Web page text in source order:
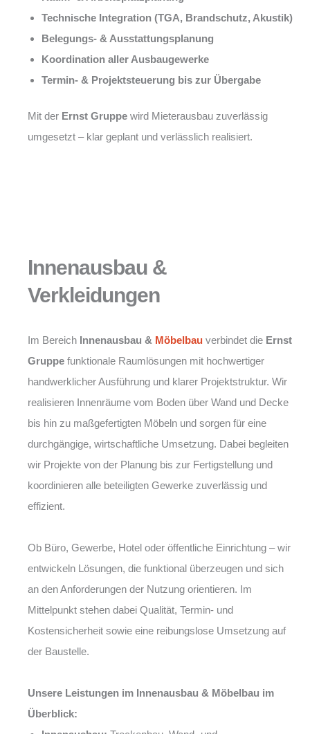
Technische Integration (TGA, Brandschutz, Akustik)
Belegungs- & Ausstattungsplanung
Koordination aller Ausbaugewerke
Termin- & Projektsteuerung bis zur Übergabe
Mit der Ernst Gruppe wird Mieterausbau zuverlässig
umgesetzt – klar geplant und verlässlich realisiert.
Innenausbau &
Verkleidungen
Im Bereich Innenausbau & Möbelbau verbindet die Ernst
Gruppe funktionale Raumlösungen mit hochwertiger
handwerklicher Ausführung und klarer Projektstruktur. Wir
realisieren Innenräume vom Boden über Wand und Decke
bis hin zu maßgefertigten Möbeln und sorgen für eine
durchgängige, wirtschaftliche Umsetzung. Dabei begleiten
wir Projekte von der Planung bis zur Fertigstellung und
koordinieren alle beteiligten Gewerke zuverlässig und
effizient.
Ob Büro, Gewerbe, Hotel oder öffentliche Einrichtung – wir
entwickeln Lösungen, die funktional überzeugen und sich
an den Anforderungen der Nutzung orientieren. Im
Mittelpunkt stehen dabei Qualität, Termin- und
Kostensicherheit sowie eine reibungslose Umsetzung auf
der Baustelle.
Unsere Leistungen im Innenausbau & Möbelbau im
Überblick: